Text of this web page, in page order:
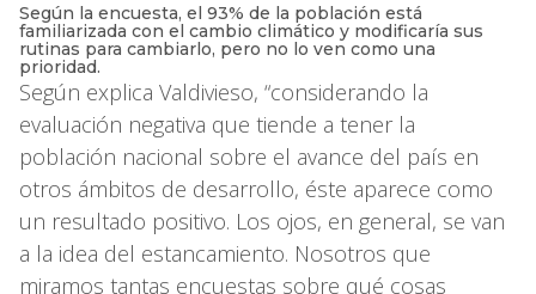
Según la encuesta, el 93% de la población está
familiarizada con el cambio climático y modificaría sus
rutinas para cambiarlo, pero no lo ven como una
prioridad.
Según explica Valdivieso, “considerando la
evaluación negativa que tiende a tener la
población nacional sobre el avance del país en
otros ámbitos de desarrollo, éste aparece como
un resultado positivo. Los ojos, en general, se van
a la idea del estancamiento. Nosotros que
miramos tantas encuestas sobre qué cosas